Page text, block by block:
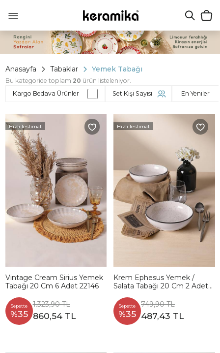
Anasayfa Tabaklar Yemek Tabağı
Bu kategoride toplam 20 ürün listeleniyor.
Kargo Bedava Ürünler
Set Kişi Sayısı
Hızlı Teslimat
Vintage Cream Sirius Yemek
Tabağı 20 Cm 6 Adet 22146
Sepette
%35
1.323,90 TL
860,54 TL
Hızlı Teslimat
Krem Ephesus Yemek /
Salata Tabağı 20 Cm 2 Adet
Sepette
%35
749,90 TL
487,43 TL